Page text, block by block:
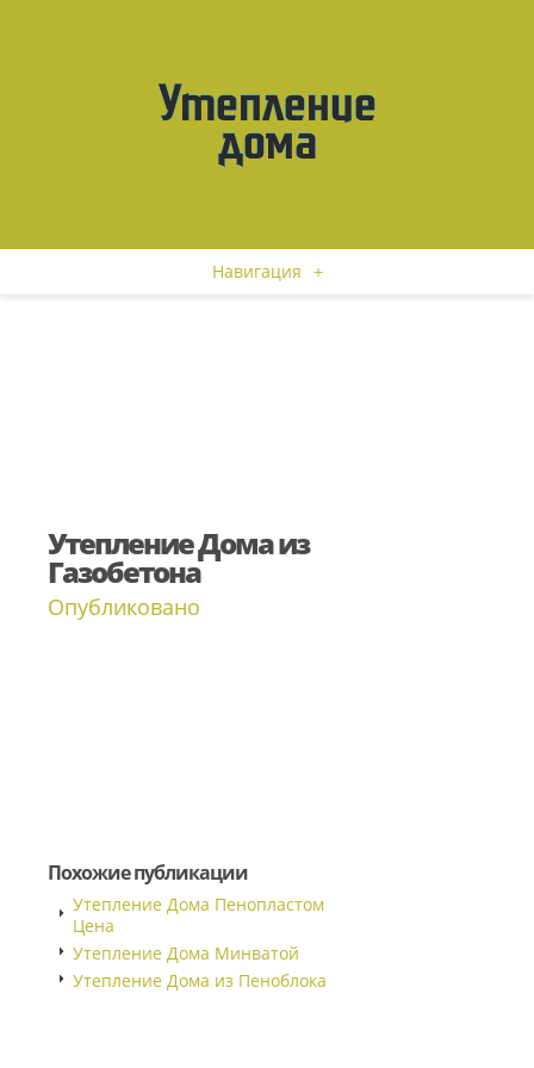
Навигация +
Утепление Дома из
Газобетона
Опубликовано
Похожие публикации
Утепление Дома Пенопластом
Цена
Утепление Дома Минватой
Утепление Дома из Пеноблока